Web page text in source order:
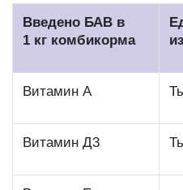
Введено БАВ в
1 кг комбикорма
Витамин А
Витамин Д3